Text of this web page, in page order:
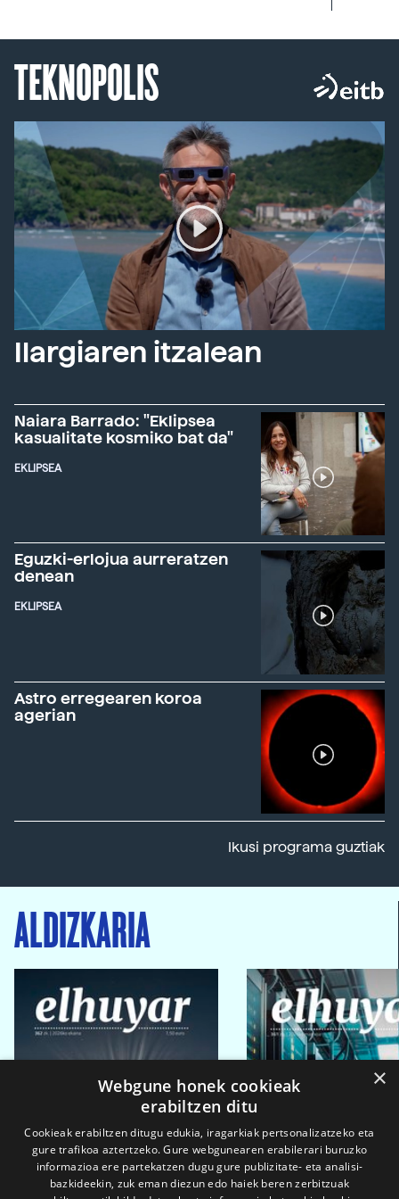
TEKNOPOLIS
Ilargiaren itzalean
Naiara Barrado: "Eklipsea
kasualitate kosmiko bat da"
EKLIPSEA
Eguzki-erlojua aurreratzen
denean
EKLIPSEA
Astro erregearen koroa
agerian
Ikusi programa guztiak
ALDIZKARIA
×
Webgune honek cookieak
erabiltzen ditu
Cookieak erabiltzen ditugu edukia, iragarkiak pertsonalizatzeko eta
gure trafikoa aztertzeko. Gure webgunearen erabilerari buruzko
informazioa ere partekatzen dugu gure publizitate- eta analisi-
bazkideekin, zuk eman diezun edo haiek beren zerbitzuak